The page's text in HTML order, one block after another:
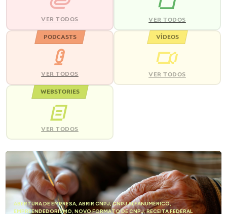
VER TODOS VER TODOS
PODCASTS
VER TODOS
VÍDEOS
VER TODOS
WEBSTORIES
VER TODOS
ABERTURA DE EMPRESA, ABRIR CNPJ,CNPJ ALFANUMÉRICO,
EMPREENDEDORISMO, NOVO FORMATO DE CNPJ,RECEITA FEDERAL